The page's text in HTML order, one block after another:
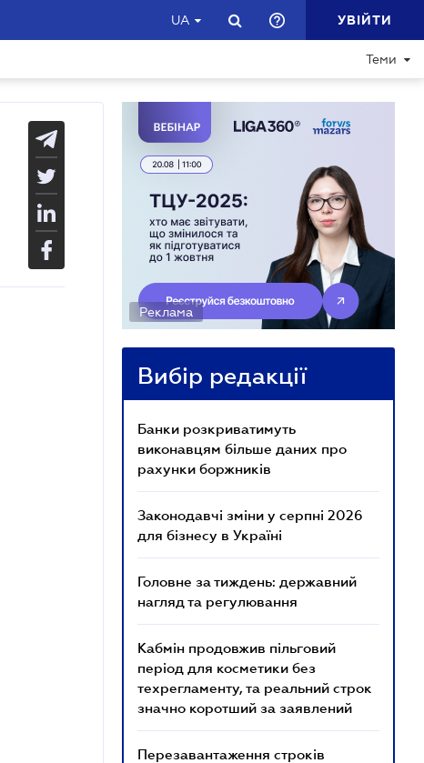
UA УВІЙТИ
Теми
Реклама
Вибір редакції
Банки розкриватимуть
виконавцям більше даних про
рахунки боржників
Законодавчі зміни у серпні 2026
для бізнесу в Україні
Головне за тиждень: державний
нагляд та регулювання
Кабмін продовжив пільговий
період для косметики без
техрегламенту, та реальний строк
значно коротший за заявлений
Перезавантаження строків